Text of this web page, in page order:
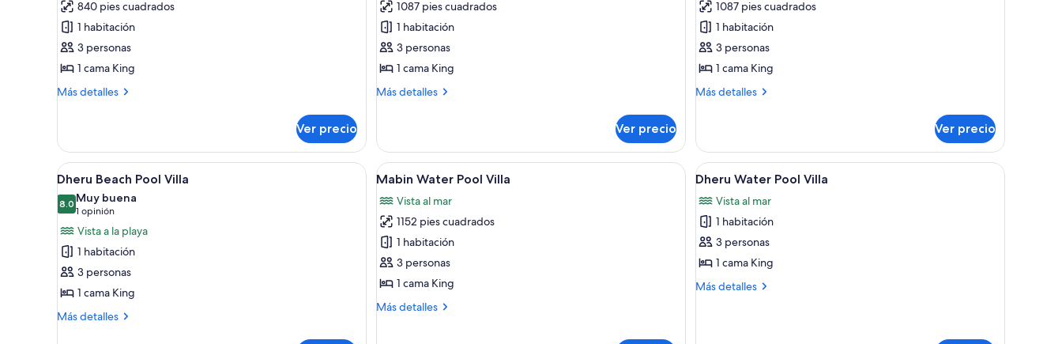
Mabin
Beach
Villa
840 pies cuadrados
1 habitación
3 personas
1 cama King
Más detalles
Más
Beach
Villa
Ver precio
Mabin
Beach
Pool
Villa
1087 pies cuadrados
1 habitación
3 personas
1 cama King
Más detalles
Más
Beach
Pool
Villa
Ver precio
Dheru
Beach
Villa
1087 pies cuadrados
1 habitación
3 personas
1 cama King
Más detalles
Más
Beach
Villa
Ver precio
Abrir
todas
las
fotos
de
Dheru
Beach
Pool
Villa
Un dormitorio espacioso con una cama grande, un sofá y un ventilador de techo.
3
Dheru Beach Pool Villa
8.08.0 de 10
Muy buena
1 opinión
(1
opinión)
Vista a la playa
1 habitación
3 personas
1 cama King
Más detalles
Más
Abrir
todas
las
fotos
de
Mabin
Water
Villa
Vista aérea de bungalows sobre el agua, con una visión despejada del mar turquesa y del cielo.
5
Mabin Water Pool Villa
Vista al mar
1152 pies cuadrados
1 habitación
3 personas
1 cama King
Más detalles
Más
Abrir
todas
las
fotos
de
Dheru
Water
Vista aérea de bungalows sobre el agua
6
Dheru Water Pool Villa
Vista al mar
1 habitación
3 personas
1 cama King
Más detalles
Más